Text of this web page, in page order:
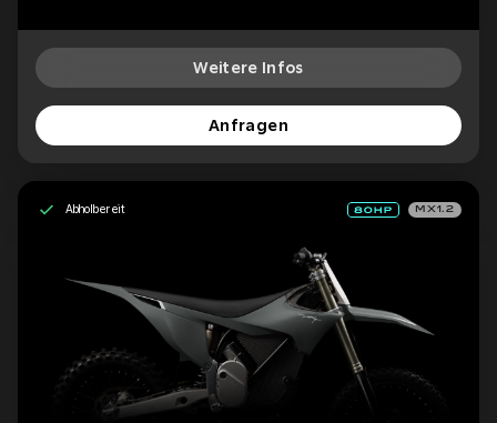
Weitere Infos
Anfragen
Abholbereit MX1.2